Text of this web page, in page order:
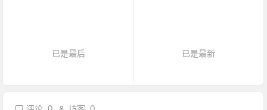
已是最后 已是最新